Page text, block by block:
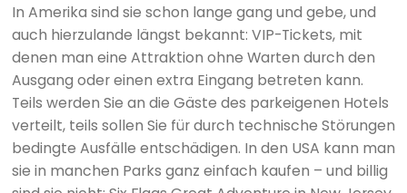
In Amerika sind sie schon lange gang und gebe, und
auch hierzulande längst bekannt: VIP-Tickets, mit
denen man eine Attraktion ohne Warten durch den
Ausgang oder einen extra Eingang betreten kann.
Teils werden Sie an die Gäste des parkeigenen Hotels
verteilt, teils sollen Sie für durch technische Störungen
bedingte Ausfälle entschädigen. In den USA kann man
sie in manchen Parks ganz einfach kaufen – und billig